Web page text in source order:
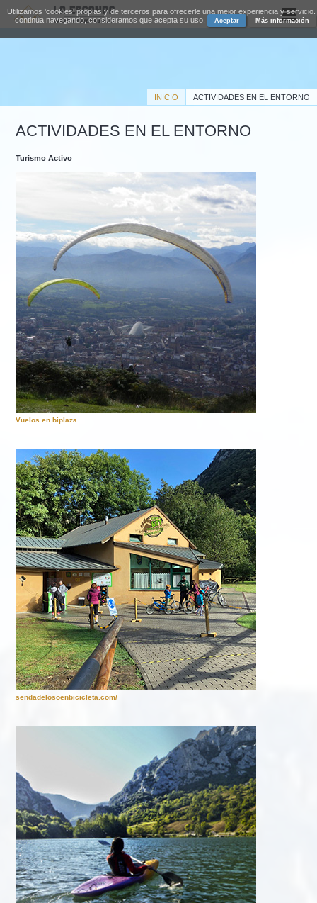
INICIO ACTIVIDADES EN EL ENTORNO
ACTIVIDADES EN EL ENTORNO
Turismo Activo
Vuelos en biplaza
sendadelosoenbicicleta.com/
Utilizamos 'cookies' propias y de terceros para ofrecerle una mejor experiencia y servicio.
continua navegando, consideramos que acepta su uso.
Aceptar Más información